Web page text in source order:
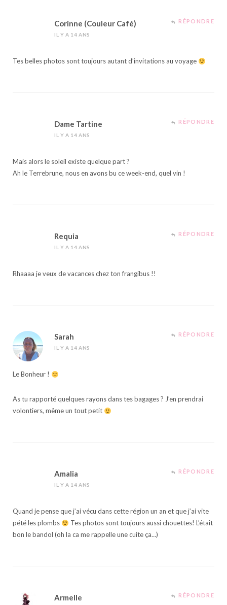
Corinne (Couleur Café)
IL Y A 14 ANS
RÉPONDRE
Tes belles photos sont toujours autant d’invitations au voyage
Dame Tartine
IL Y A 14 ANS
RÉPONDRE
Mais alors le soleil existe quelque part ?
Ah le Terrebrune, nous en avons bu ce week-end, quel vin !
Requia
IL Y A 14 ANS
RÉPONDRE
Rhaaaa je veux de vacances chez ton frangibus !!
Sarah
IL Y A 14 ANS
RÉPONDRE
Le Bonheur !
As tu rapporté quelques rayons dans tes bagages ? J’en prendrai
volontiers, même un tout petit
Amalia
IL Y A 14 ANS
RÉPONDRE
Quand je pense que j’ai vécu dans cette région un an et que j’ai vite
pété les plombs
Tes photos sont toujours aussi chouettes! L’était
bon le bandol (oh la ca me rappelle une cuite ça…)
Armelle RÉPONDRE